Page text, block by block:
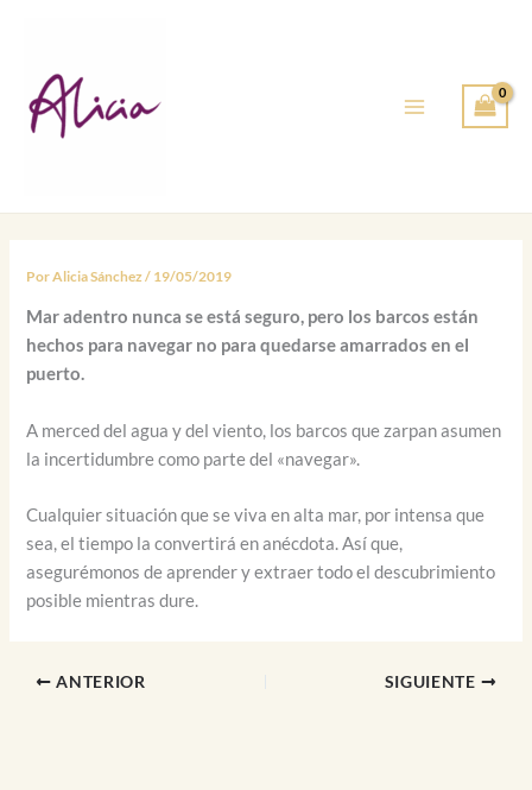
contenido
PorAlicia Sánchez/ 19/05/2019
Mar adentro nunca se está seguro, pero los barcos están
hechos para navegar no para quedarse amarrados en el
puerto.
A merced del agua y del viento, los barcos que zarpan asumen
la incertidumbre como parte del «navegar».
Cualquier situación que se viva en alta mar, por intensa que
sea, el tiempo la convertirá en anécdota. Así que,
asegurémonos de aprender y extraer todo el descubrimiento
posible mientras dure.
ANTERIOR SIGUIENTE